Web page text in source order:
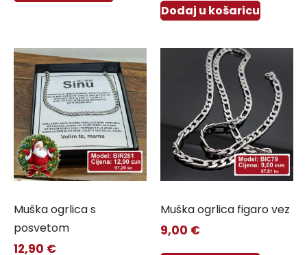
Dodaj u košaricu
Muška ogrlica s
posvetom
12,90 €
Muška ogrlica figaro vez
9,00 €